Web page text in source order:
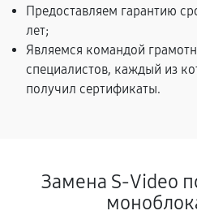
Предоставляем гарантию
лет;
Являемся командой
специалистов, каждый из
получил сертификаты.
Замена S-Video